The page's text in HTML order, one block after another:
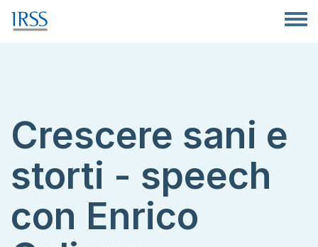
Crescere sani e
storti - speech
con Enrico